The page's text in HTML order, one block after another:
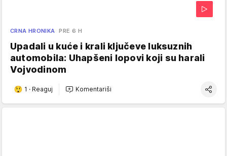
CRNA HRONIKA PRE 6 H
Upadali u kuće i krali ključeve luksuznih
automobila: Uhapšeni lopovi koji su harali
Vojvodinom
1 · Reaguj Komentariši